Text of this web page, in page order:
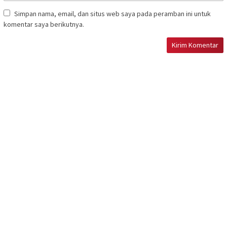
Simpan nama, email, dan situs web saya pada peramban ini untuk
komentar saya berikutnya.